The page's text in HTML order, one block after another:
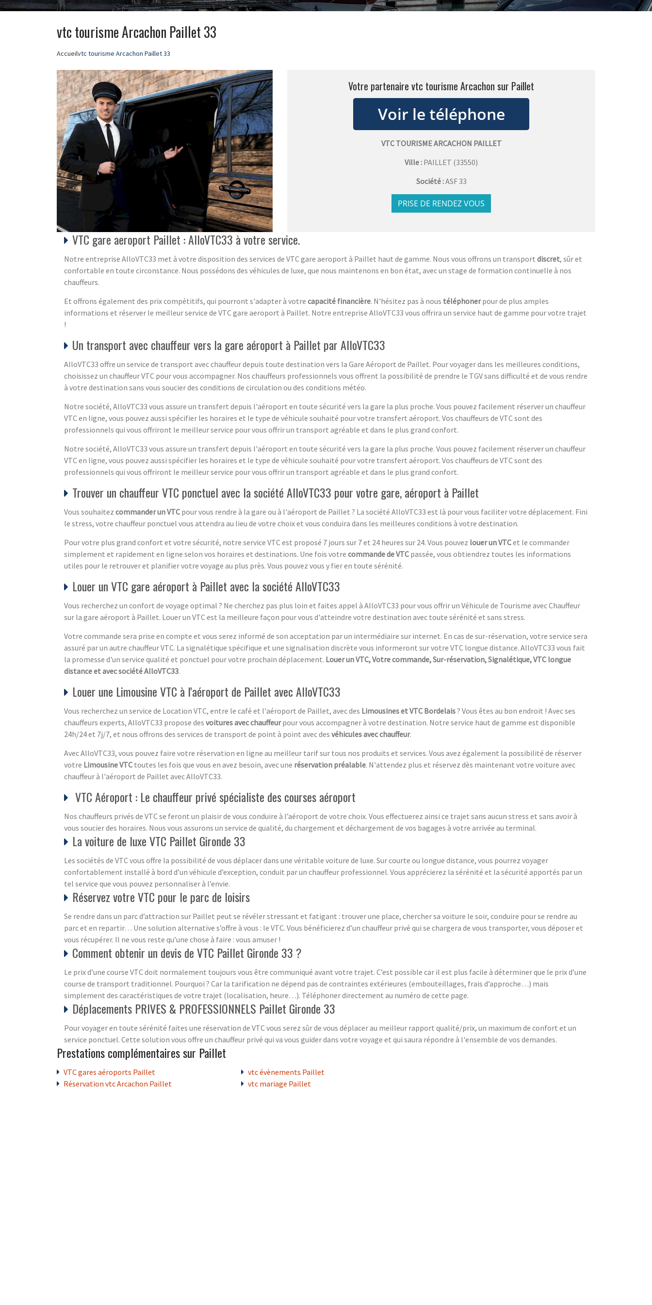
vtc tourisme Arcachon Paillet 33
Accueilvtc tourisme Arcachon Paillet 33
Votre partenaire vtc tourisme Arcachon sur Paillet
VTC TOURISME ARCACHON PAILLET
Ville : PAILLET (33550)
Société :ASF 33
PRISE DE RENDEZ VOUS
VTC gare aeroport Paillet : AlloVTC33 à votre service.
Notre entreprise AlloVTC33 met à votre disposition des services de VTC gare aeroport à Paillet haut de gamme. Nous vous offrons un transport discret, sûr et
confortable en toute circonstance. Nous possédons des véhicules de luxe, que nous maintenons en bon état, avec un stage de formation continuelle à nos
chauffeurs.
Et offrons également des prix compétitifs, qui pourront s'adapter à votre capacité financière. N'hésitez pas à nous téléphonerpour de plus amples
informations et réserver le meilleur service de VTC gare aeroport à Paillet. Notre entreprise AlloVTC33 vous offrira un service haut de gamme pour votre trajet
!
Un transport avec chauffeur vers la gare aéroport à Paillet par AlloVTC33
AlloVTC33 offre un service de transport avec chauffeur depuis toute destination vers la Gare Aéroport de Paillet. Pour voyager dans les meilleures conditions,
choisissez un chauffeur VTC pour vous accompagner. Nos chauffeurs professionnels vous offrent la possibilité de prendre le TGV sans difficulté et de vous rendre
à votre destination sans vous soucier des conditions de circulation ou des conditions météo.
Notre société, AlloVTC33 vous assure un transfert depuis l'aéroport en toute sécurité vers la gare la plus proche. Vous pouvez facilement réserver un chauffeur
VTC en ligne, vous pouvez aussi spécifier les horaires et le type de véhicule souhaité pour votre transfert aéroport. Vos chauffeurs de VTC sont des
professionnels qui vous offriront le meilleur service pour vous offrir un transport agréable et dans le plus grand confort.
Notre société, AlloVTC33 vous assure un transfert depuis l'aéroport en toute sécurité vers la gare la plus proche. Vous pouvez facilement réserver un chauffeur
VTC en ligne, vous pouvez aussi spécifier les horaires et le type de véhicule souhaité pour votre transfert aéroport. Vos chauffeurs de VTC sont des
professionnels qui vous offriront le meilleur service pour vous offrir un transport agréable et dans le plus grand confort.
Trouver un chauffeur VTC ponctuel avec la société AlloVTC33 pour votre gare, aéroport à Paillet
Vous souhaitez commander un VTC pour vous rendre à la gare ou à l'aéroport de Paillet ? La société AlloVTC33 est là pour vous faciliter votre déplacement. Fini
le stress, votre chauffeur ponctuel vous attendra au lieu de votre choix et vous conduira dans les meilleures conditions à votre destination.
Pour votre plus grand confort et votre sécurité, notre service VTC est proposé 7 jours sur 7 et 24 heures sur 24. Vous pouvez louer un VTCet le commander
simplement et rapidement en ligne selon vos horaires et destinations. Une fois votre commande de VTC passée, vous obtiendrez toutes les informations
utiles pour le retrouver et planifier votre voyage au plus près. Vous pouvez vous y fier en toute sérénité.
Louer un VTC gare aéroport à Paillet avec la société AlloVTC33
Vous recherchez un confort de voyage optimal ? Ne cherchez pas plus loin et faites appel à AlloVTC33 pour vous offrir un Véhicule de Tourisme avec Chauffeur
sur la gare aéroport à Paillet. Louer un VTC est la meilleure façon pour vous d'atteindre votre destination avec toute sérénité et sans stress.
Votre commande sera prise en compte et vous serez informé de son acceptation par un intermédiaire sur internet. En cas de sur-réservation, votre service sera
assuré par un autre chauffeur VTC. La signalétique spécifique et une signalisation discrète vous informeront sur votre VTC longue distance. AlloVTC33 vous fait
la promesse d'un service qualité et ponctuel pour votre prochain déplacement. Louer un VTC, Votre commande, Sur-réservation, Signalétique, VTC longue
distance et avec société AlloVTC33.
Louer une Limousine VTC à l'aéroport de Paillet avec AlloVTC33
Vous recherchez un service de Location VTC, entre le café et l'aéroport de Paillet, avec des Limousines et VTC Bordelais? Vous êtes au bon endroit ! Avec ses
chauffeurs experts, AlloVTC33 propose des voitures avec chauffeurpour vous accompagner à votre destination. Notre service haut de gamme est disponible
24h/24 et 7j/7, et nous offrons des services de transport de point à point avec des véhicules avec chauffeur.
Avec AlloVTC33, vous pouvez faire votre réservation en ligne au meilleur tarif sur tous nos produits et services. Vous avez également la possibilité de réserver
votre Limousine VTC toutes les fois que vous en avez besoin, avec une réservation préalable. N'attendez plus et réservez dès maintenant votre voiture avec
chauffeur à l'aéroport de Paillet avec AlloVTC33.
VTC Aéroport : Le chauffeur privé spécialiste des courses aéroport
Nos chauffeurs privés de VTC se feront un plaisir de vous conduire à l’aéroport de votre choix. Vous effectuerez ainsi ce trajet sans aucun stress et sans avoir à
vous soucier des horaires. Nous vous assurons un service de qualité, du chargement et déchargement de vos bagages à votre arrivée au terminal.
La voiture de luxe VTC Paillet Gironde 33
Les sociétés de VTC vous offre la possibilité de vous déplacer dans une véritable voiture de luxe. Sur courte ou longue distance, vous pourrez voyager
confortablement installé à bord d’un véhicule d’exception, conduit par un chauffeur professionnel. Vous apprécierez la sérénité et la sécurité apportés par un
tel service que vous pouvez personnaliser à l’envie.
Réservez votre VTC pour le parc de loisirs
Se rendre dans un parc d’attraction sur Paillet peut se révéler stressant et fatigant : trouver une place, chercher sa voiture le soir, conduire pour se rendre au
parc et en repartir… Une solution alternative s’offre à vous : le VTC. Vous bénéficierez d’un chauffeur privé qui se chargera de vous transporter, vous déposer et
vous récupérer. Il ne vous reste qu’une chose à faire : vous amuser !
Comment obtenir un devis de VTC Paillet Gironde 33 ?
Le prix d’une course VTC doit normalement toujours vous être communiqué avant votre trajet. C’est possible car il est plus facile à déterminer que le prix d’une
course de transport traditionnel. Pourquoi ? Car la tarification ne dépend pas de contraintes extérieures (embouteillages, frais d’approche…) mais
simplement des caractéristiques de votre trajet (localisation, heure…). Téléphoner directement au numéro de cette page.
Déplacements PRIVES & PROFESSIONNELS Paillet Gironde 33
Pour voyager en toute sérénité faites une réservation de VTC vous serez sûr de vous déplacer au meilleur rapport qualité/prix, un maximum de confort et un
service ponctuel. Cette solution vous offre un chauffeur privé qui va vous guider dans votre voyage et qui saura répondre à l'ensemble de vos demandes.
Prestations complémentaires sur Paillet
VTC gares aéroports Paillet
Réservation vtc Arcachon Paillet
vtc évènements Paillet
vtc mariage Paillet